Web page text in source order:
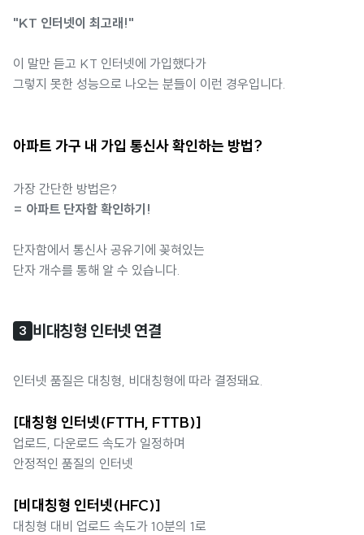
"KT 인터넷이 최고래!"
이 말만 듣고 KT 인터넷에 가입했다가
그렇지 못한 성능으로 나오는 분들이 이런 경우입니다.
아파트 가구 내 가입 통신사 확인하는 방법?
가장 간단한 방법은?
= 아파트 단자함 확인하기!
단자함에서 통신사 공유기에 꽂혀있는
단자 개수를 통해 알 수 있습니다.
3 비대칭형 인터넷 연결
인터넷 품질은 대칭형, 비대칭형에 따라 결정돼요.
[대칭형 인터넷(FTTH, FTTB)]
업로드, 다운로드 속도가 일정하며
안정적인 품질의 인터넷
[비대칭형 인터넷(HFC)]
대칭형 대비 업로드 속도가 10분의 1로